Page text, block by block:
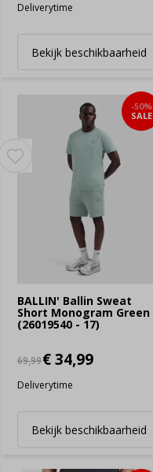
Deliverytime
Bekijk beschikbaarheid
BALLIN' Ballin Sweat
Short Monogram Green
(26019540 - 17)
-50%
SALE
69,99€ 34,99
Deliverytime
Bekijk beschikbaarheid